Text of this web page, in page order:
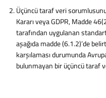
Üçüncü taraf veri
Kararı veya GDPR, Madde
tarafından uygulanan
aşağıda madde (6.1.2)’de
karşılaması durumunda
bulunmayan bir üçüncü taraf